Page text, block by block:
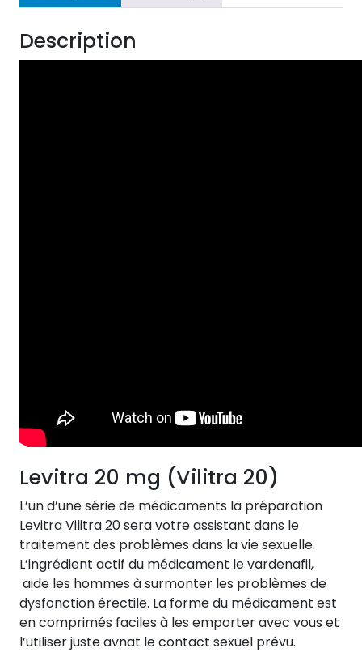
Description
Levitra 20 mg (Vilitra 20)
L’un d’une série de médicaments la préparation
Levitra Vilitra 20 sera votre assistant dans le
traitement des problèmes dans la vie sexuelle.
L’ingrédient actif du médicament le vardenafil,
aide les hommes à surmonter les problèmes de
dysfonction érectile. La forme du médicament est
en comprimés faciles à les emporter avec vous et
l’utiliser juste avnat le contact sexuel prévu.